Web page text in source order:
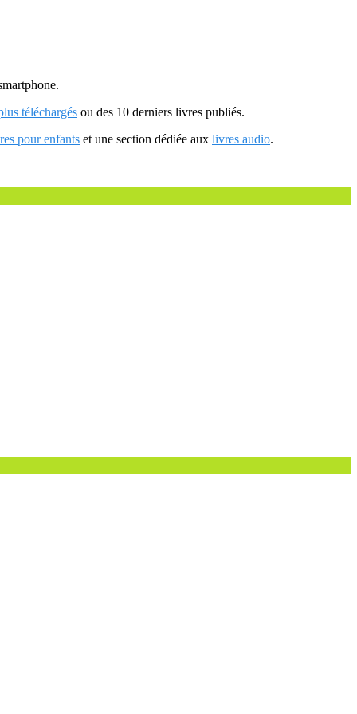
téléchargés ou des 10 derniers livres publiés.
pour enfants et une section dédiée aux livres audio.